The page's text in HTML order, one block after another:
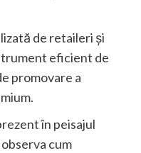
de retaileri și
eficient de
promovare a
în peisajul
cum